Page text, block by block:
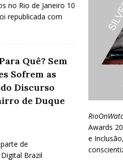
no Rio de Janeiro 10
republicada com
Quê? Sem
Sofrem as
Discurso
de Duque
de
Brazil
Awards
e